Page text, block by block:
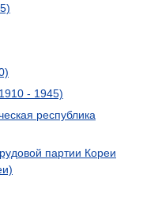
- 1945)
республика
партии Кореи